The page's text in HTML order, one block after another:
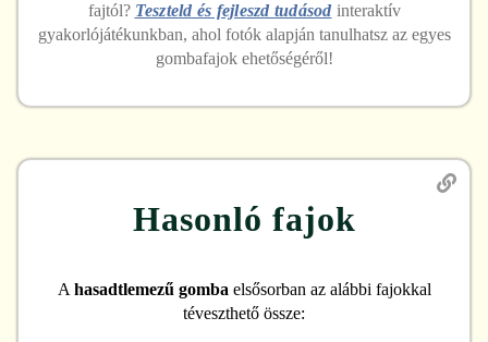
fajtól? Teszteld és fejleszd tudásod interaktív
gyakorlójátékunkban, ahol fotók alapján tanulhatsz az egyes
gombafajok ehetőségéről!
Hasonló fajok
A hasadtlemezű gomba elsősorban az alábbi fajokkal
téveszthető össze: